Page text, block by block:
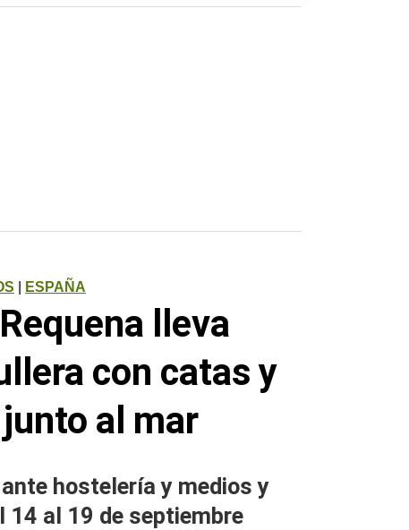
ESPAÑA
lleva
con catas y
al mar
hostelería y medios y
14 al 19 de septiembre